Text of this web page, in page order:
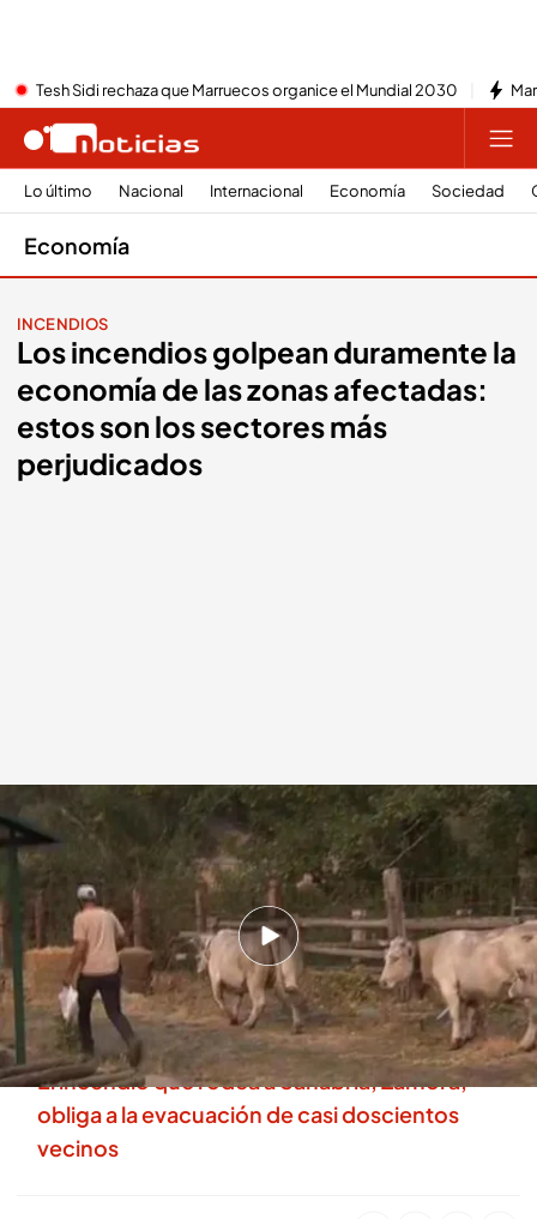
Tesh Sidi rechaza que Marruecos organice el Mundial 2030
Lo último Nacional Internacional Economía Sociedad
Economía
INCENDIOS
Los incendios golpean duramente la
economía de las zonas afectadas:
estos son los sectores más
perjudicados
La ganadería extensiva no tiene alimento IMAGEN: Noticias Cuatro
Redacción digital Noticias Cuatro
19 AGO 2025 - 16:29h.
El sector primario pide ayudas urgentes ante la
gravedad de los daños y la falta de cobertura
de los seguros
El incendio que rodea a Sanabria, Zamora,
obliga a la evacuación de casi doscientos
vecinos